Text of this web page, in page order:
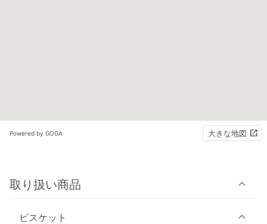
Powered by GOGA 大きな地図
取り扱い商品
ビスケット